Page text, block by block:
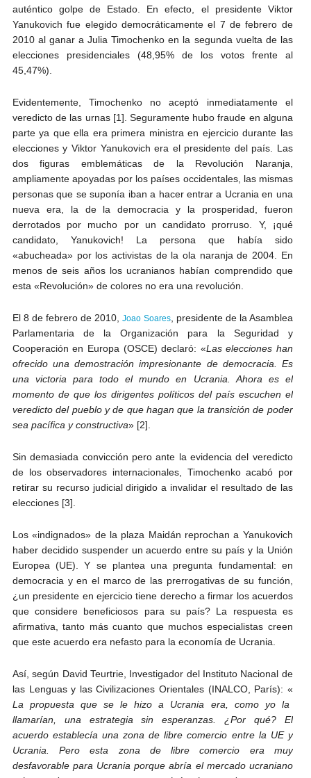
auténtico golpe de Estado. En efecto, el presidente Viktor
Yanukovich fue elegido democráticamente el 7 de febrero de
2010 al ganar a Julia Timochenko en la segunda vuelta de las
elecciones presidenciales (48,95% de los votos frente al
45,47%).
Evidentemente, Timochenko no aceptó inmediatamente el
veredicto de las urnas [1]. Seguramente hubo fraude en alguna
parte ya que ella era primera ministra en ejercicio durante las
elecciones y Viktor Yanukovich era el presidente del país. Las
dos figuras emblemáticas de la Revolución Naranja,
ampliamente apoyadas por los países occidentales, las mismas
personas que se suponía iban a hacer entrar a Ucrania en una
nueva era, la de la democracia y la prosperidad, fueron
derrotados por mucho por un candidato prorruso. Y, ¡qué
candidato, Yanukovich! La persona que había sido
«abucheada» por los activistas de la ola naranja de 2004. En
menos de seis años los ucranianos habían comprendido que
esta «Revolución» de colores no era una revolución.
El 8 de febrero de 2010,Joao Soares, presidente de la Asamblea
Parlamentaria de la Organización para la Seguridad y
Cooperación en Europa (OSCE) declaró: «Las elecciones han
ofrecido una demostración impresionante de democracia. Es
una victoria para todo el mundo en Ucrania. Ahora es el
momento de que los dirigentes políticos del país escuchen el
veredicto del pueblo y de que hagan que la transición de poder
sea pacífica y constructiva» [2].
Sin demasiada convicción pero ante la evidencia del veredicto
de los observadores internacionales, Timochenko acabó por
retirar su recurso judicial dirigido a invalidar el resultado de las
elecciones [3].
Los «indignados» de la plaza Maidán reprochan a Yanukovich
haber decidido suspender un acuerdo entre su país y la Unión
Europea (UE). Y se plantea una pregunta fundamental: en
democracia y en el marco de las prerrogativas de su función,
¿un presidente en ejercicio tiene derecho a firmar los acuerdos
que considere beneficiosos para su país? La respuesta es
afirmativa, tanto más cuanto que muchos especialistas creen
que este acuerdo era nefasto para la economía de Ucrania.
Así, según David Teurtrie, Investigador del Instituto Nacional de
las Lenguas y las Civilizaciones Orientales (INALCO, París): «
La propuesta que se le hizo a Ucrania era, como yo la
llamarían, una estrategia sin esperanzas. ¿Por qué? El
acuerdo establecía una zona de libre comercio entre la UE y
Ucrania. Pero esta zona de libre comercio era muy
desfavorable para Ucrania porque abría el mercado ucraniano